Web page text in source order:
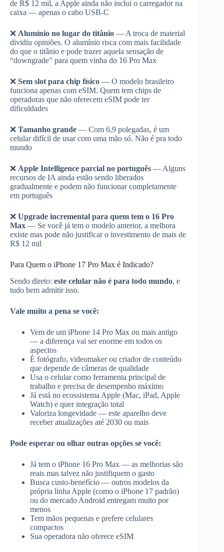
de R$ 12 mil, a Apple ainda não inclui o carregador na
caixa — apenas o cabo USB-C
❌ Alumínio no lugar do titânio — A troca de material
dividiu opiniões. O alumínio risca com mais facilidade
do que o titânio e pode trazer aquela sensação de
“downgrade” para quem vinha do 16 Pro Max
❌ Sem slot para chip físico — O modelo brasileiro
funciona apenas com eSIM. Quem tem chips de
operadoras que não oferecem eSIM pode ter
dificuldades
❌ Tamanho grande — Com 6,9 polegadas, é um
celular difícil de usar com uma mão só. Não é pra todo
mundo
❌ Apple Intelligence parcial no português — Alguns
recursos de IA ainda estão sendo liberados
gradualmente e podem não funcionar completamente
em português
❌ Upgrade incremental para quem tem o 16 Pro
Max — Se você já tem o modelo anterior, a melhora
existe mas pode não justificar o investimento de mais de
R$ 12 mil
Para Quem o iPhone 17 Pro Max é Indicado?
Sendo direto: este celular não é para todo mundo, e
tudo bem admitir isso.
Vale muito a pena se você:
Vem de um iPhone 14 Pro Max ou mais antigo
— a diferença vai ser enorme em todos os
aspectos
É fotógrafo, videomaker ou criador de conteúdo
que depende de câmeras de qualidade
Usa o celular como ferramenta principal de
trabalho e precisa de desempenho máximo
Já está no ecossistema Apple (Mac, iPad, Apple
Watch) e quer integração total
Valoriza longevidade — este aparelho deve
receber atualizações até 2030 ou mais
Pode esperar ou olhar outras opções se você:
Já tem o iPhone 16 Pro Max — as melhorias são
reais mas talvez não justifiquem o gasto
Busca custo-benefício — outros modelos da
própria linha Apple (como o iPhone 17 padrão)
ou do mercado Android entregam muito por
menos
Tem mãos pequenas e prefere celulares
compactos
Sua operadora não oferece eSIM